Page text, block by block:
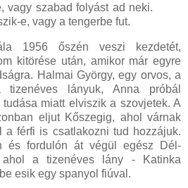
vagy szabad folyást ad neki.
e, vagy a tengerbe fut.
1956 őszén veszi kezdetét,
kitörése után, amikor már egyre
Halmai György, egy orvos, a
lányuk, Anna próbál
miatt elviszik a szovjetek. A
eljut Kőszegig, ahol várnak
a férfi is csatlakozni tud hozzájuk.
és fordulón át végül egész Dél-
ahol a tizenéves lány - Katinka
esik egy spanyol fiúval.